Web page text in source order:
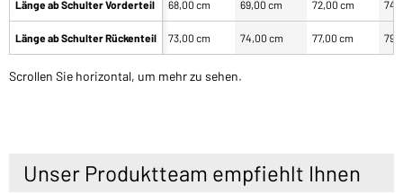
Länge ab Schulter Vorderteil
Länge ab Schulter Rückenteil
68,00 cm 69,00 cm 72,00 cm
73,00 cm 74,00 cm 77,00 cm
Scrollen Sie horizontal, um mehr zu sehen.
Unser Produktteam empfiehlt Ihnen